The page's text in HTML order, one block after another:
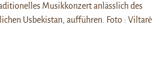
Musikkonzert anlässlich des
Usbekistan, aufführen. Foto : Viltarė